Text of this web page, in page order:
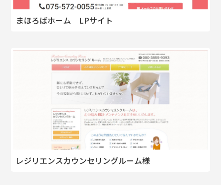
まほろばホーム LPサイト
レジリエンスカウンセリングルーム様